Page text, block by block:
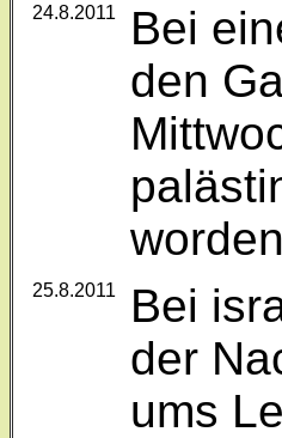
24.8.2011
Bei
den
25.8.2011
Bei
der
ums